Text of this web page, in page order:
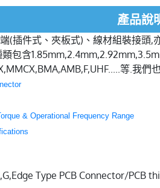
產品說
(插件式、夾板式)、線材組裝接頭
包含
等.我們
& Operational Frequency Range
Type PCB Connector/PCB